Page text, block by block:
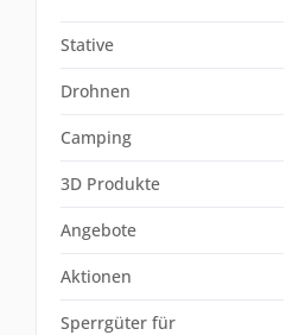
Stative
Drohnen
Camping
3D Produkte
Angebote
Aktionen
Sperrgüter für